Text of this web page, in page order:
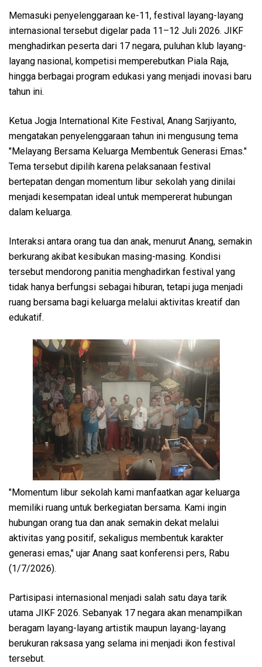
Memasuki penyelenggaraan ke-11, festival layang-layang
internasional tersebut digelar pada 11–12 Juli 2026. JIKF
menghadirkan peserta dari 17 negara, puluhan klub layang-
layang nasional, kompetisi memperebutkan Piala Raja,
hingga berbagai program edukasi yang menjadi inovasi baru
tahun ini.
Ketua Jogja International Kite Festival, Anang Sarjiyanto,
mengatakan penyelenggaraan tahun ini mengusung tema
"Melayang Bersama Keluarga Membentuk Generasi Emas."
Tema tersebut dipilih karena pelaksanaan festival
bertepatan dengan momentum libur sekolah yang dinilai
menjadi kesempatan ideal untuk mempererat hubungan
dalam keluarga.
Interaksi antara orang tua dan anak, menurut Anang, semakin
berkurang akibat kesibukan masing-masing. Kondisi
tersebut mendorong panitia menghadirkan festival yang
tidak hanya berfungsi sebagai hiburan, tetapi juga menjadi
ruang bersama bagi keluarga melalui aktivitas kreatif dan
edukatif.
"Momentum libur sekolah kami manfaatkan agar keluarga
memiliki ruang untuk berkegiatan bersama. Kami ingin
hubungan orang tua dan anak semakin dekat melalui
aktivitas yang positif, sekaligus membentuk karakter
generasi emas," ujar Anang saat konferensi pers, Rabu
(1/7/2026).
Partisipasi internasional menjadi salah satu daya tarik
utama JIKF 2026. Sebanyak 17 negara akan menampilkan
beragam layang-layang artistik maupun layang-layang
berukuran raksasa yang selama ini menjadi ikon festival
tersebut.